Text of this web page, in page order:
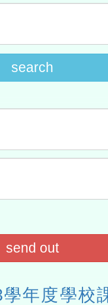
度閱讀磐
智慧(AI)工
名單
函釋公務
一案
署委託財
search
send out
學年度學校